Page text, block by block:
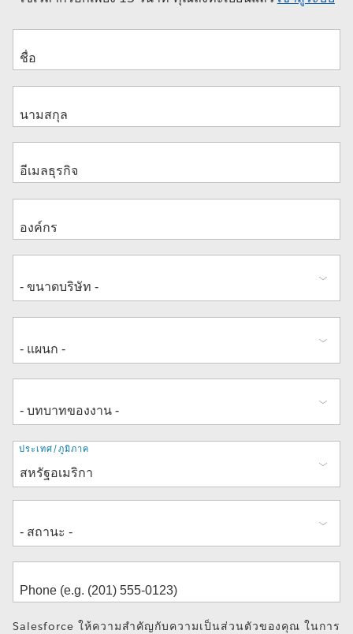
ที่
อยู่
ประเทศ/ภูมิภาค
Salesforce ให้ความสำคัญกับความเป็นส่วนตัวของคุณ ในการ